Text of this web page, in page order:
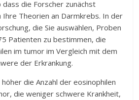
die Forscher zunächst
Theorien an Darmkrebs. In der
die Sie auswählen, Proben
Patienten zu bestimmen, die
im tumor im Vergleich mit dem
der Erkrankung.
die Anzahl der eosinophilen
die weniger schwere Krankheit,